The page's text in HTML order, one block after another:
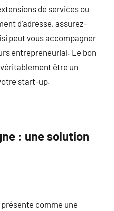
de services ou
d’adresse, assurez-
peut vous accompagner
entrepreneurial. Le bon
être un
start-up.
: une solution
comme une